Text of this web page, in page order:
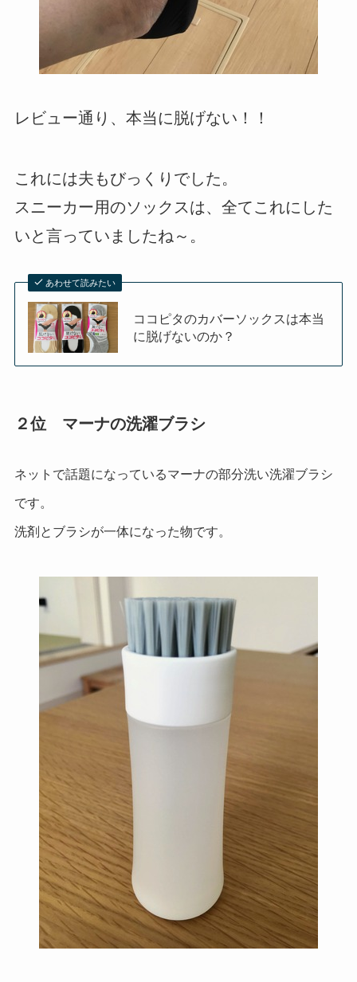
レビュー通り、本当に脱げない！！
これには夫もびっくりでした。
スニーカー用のソックスは、全てこれにした
いと言っていましたね～。
あわせて読みたい
ココピタのカバーソックスは本当
に脱げないのか？
２位 マーナの洗濯ブラシ
ネットで話題になっているマーナの部分洗い洗濯ブラシ
です。
洗剤とブラシが一体になった物です。